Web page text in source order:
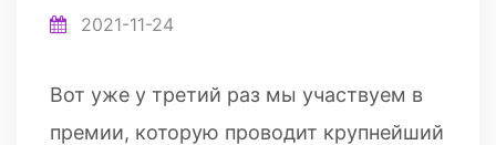
2021-11-24
Вот уже у третий раз мы участвуем в
премии, которую проводит крупнейший